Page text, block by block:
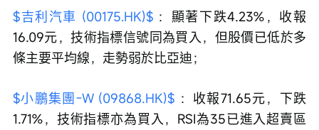
$吉利汽車 (00175.HK)$ ：顯著下跌4.23%，收報
16.09元，技術指標信號同為買入，但股價已低於多
條主要平均線，走勢弱於比亞迪；
$小鵬集團-W (09868.HK)$ ：收報71.65元，下跌
1.71%，技術指標亦為買入，RSI為35已進入超賣區